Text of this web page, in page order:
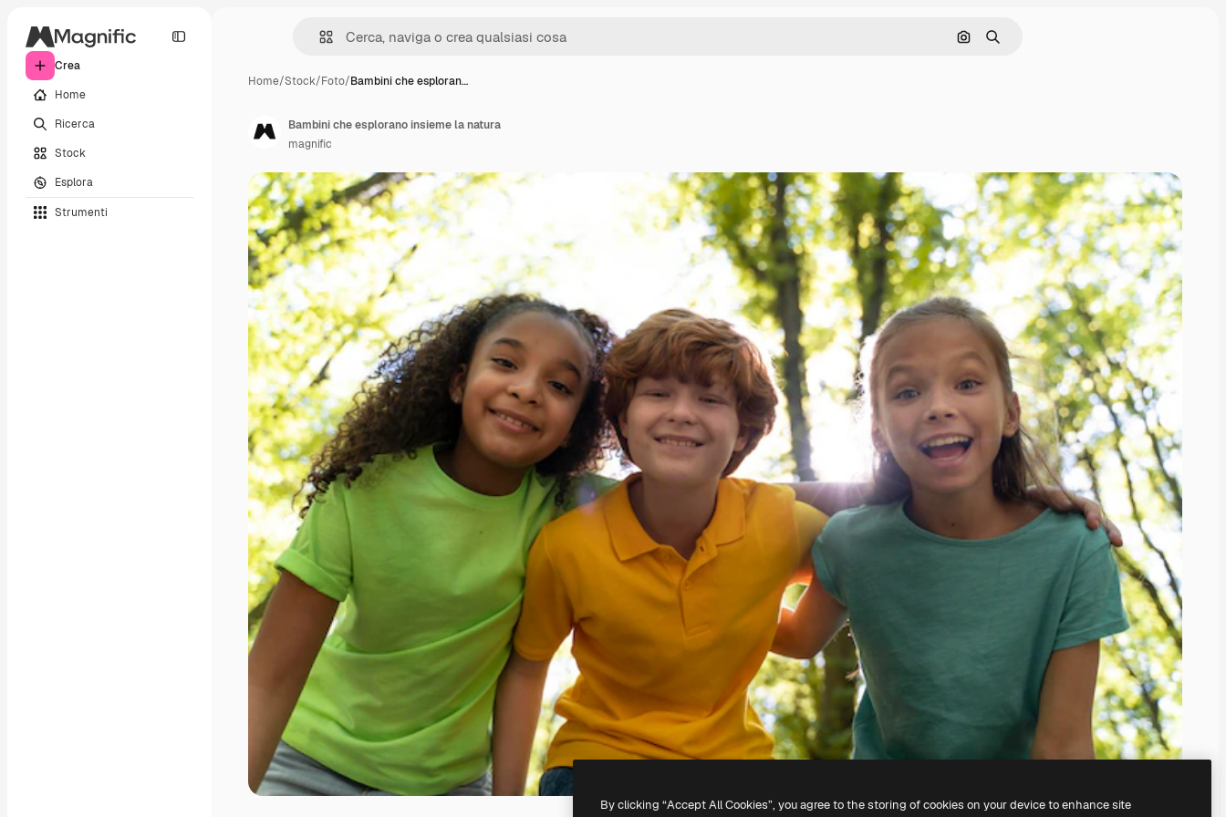
Crea
Home
Ricerca
Stock
Esplora
Strumenti
Cerca per immagine
Ricerca
Home/Stock/Foto/Bambini che esploran…
Bambini che esplorano insieme la natura
magnific
By clicking “Accept All Cookies”, you agree to the storing of cookies on your device to enhance site